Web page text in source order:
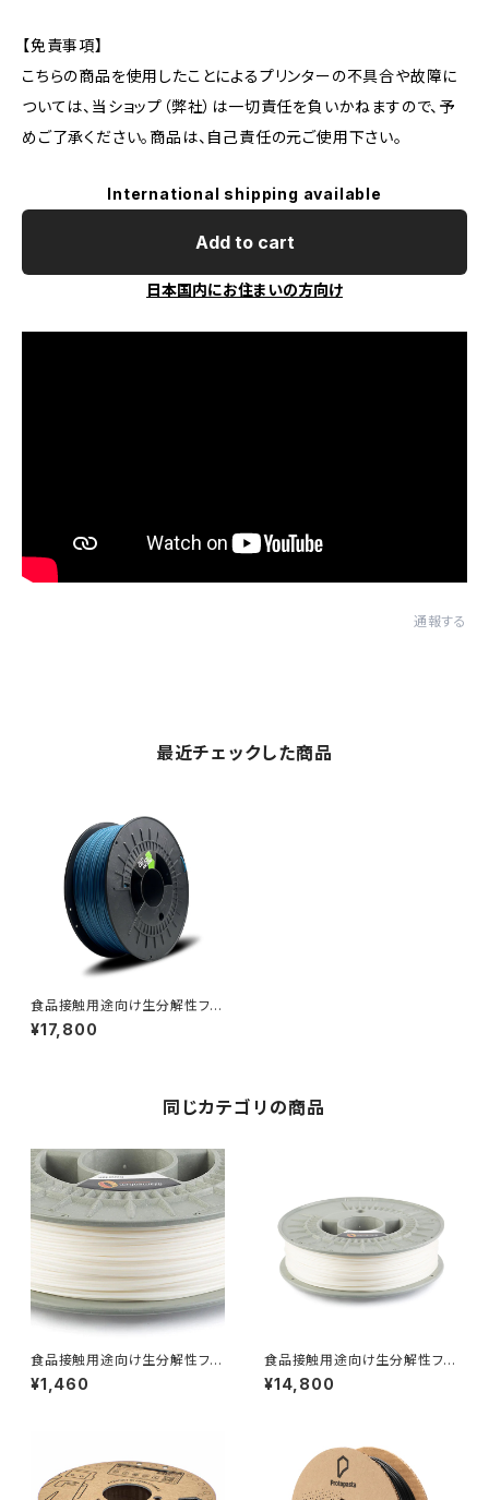
【免責事項】
こちらの商品を使用したことによるプリンターの不具合や故障に
ついては、当ショップ（弊社）は一切責任を負いかねますので、予
めご了承ください。商品は、自己責任の元ご使用下さい。
International shipping available
Add to cart
日本国内にお住まいの方向け
通報する
最近チェックした商品
食品接触用途向け生分解性フィ
ラメント『NonOilen』
¥17,800
同じカテゴリの商品
食品接触用途向け生分解性フィ
ラメント『NonOilen』：お試しサ
ンプル 10M
¥1,460
食品接触用途向け生分解性フィ
ラメント『NonOilen』
¥14,800